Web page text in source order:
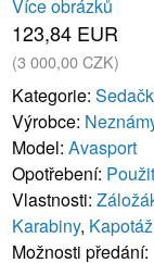
Více obrázků
123,84 EUR
(3 000,00 CZK)
Kategorie:
Výrobce:
Model:Avasport
Opotřebení:
Vlastnosti:
Karabiny,
Možnosti předání: